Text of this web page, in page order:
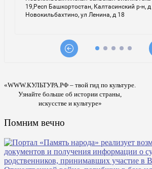
«WWW.КУЛЬТУРА.РФ – твой гид по культуре.
Узнайте больше об истории страны,
искусстве и культуре»
Помним вечно